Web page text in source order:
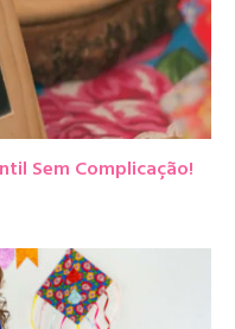
Sem Complicação!